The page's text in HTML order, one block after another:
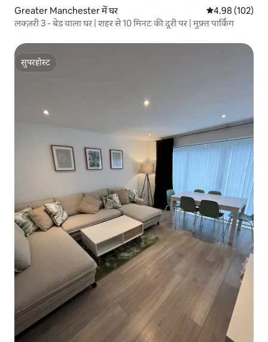
Greater Manchester में घर औसत रेटिंग 5 में से
4.98 (102)
लक्ज़री 3 - बेड वाला घर | शहर से 10 मिनट की दूरी पर | मुफ़्त पार्किंग
सुपरहोस्ट
सुपरहोस्ट